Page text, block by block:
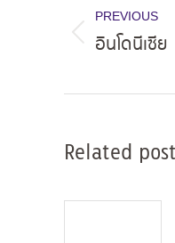
navigation
PREVIOUS
Previous
อินโดนีเซีย
Related